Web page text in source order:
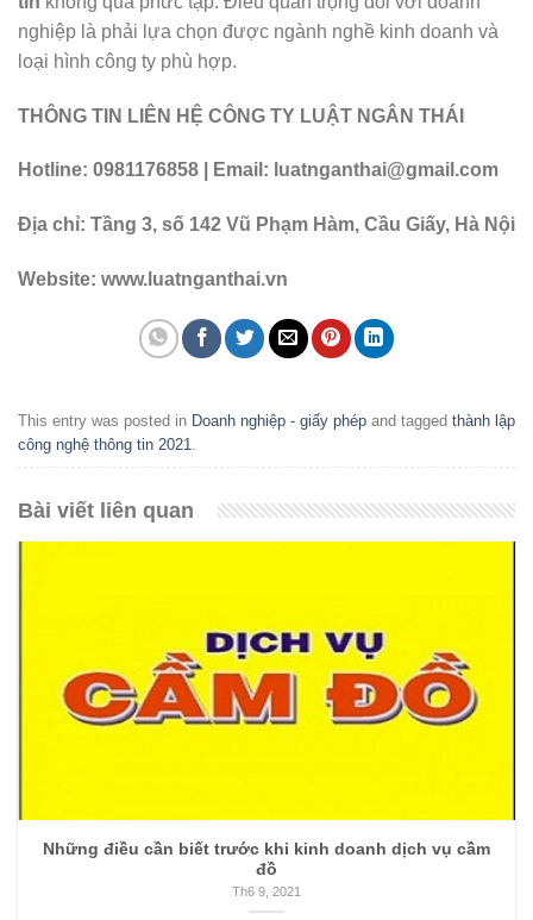
nghiệp là phải lựa chọn được ngành nghề kinh doanh và
loại hình công ty phù hợp.
THÔNG TIN LIÊN HỆ CÔNG TY LUẬT NGÂN THÁI
Hotline: 0981176858 | Email: luatnganthai@gmail.com
Địa chỉ: Tầng 3, số 142 Vũ Phạm Hàm, Cầu Giấy, Hà Nội
Website: www.luatnganthai.vn
This entry was posted in Doanh nghiệp - giấy phép and tagged thành lập
công nghệ thông tin 2021.
Bài viết liên quan
Những điều cần biết trước khi kinh doanh dịch vụ cầm
đồ
Th6 9, 2021